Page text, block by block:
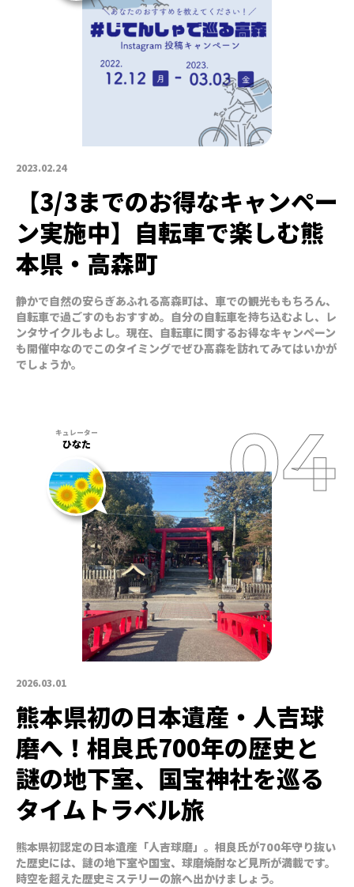
2023.02.24
【3/3までのお得なキャンペー
ン実施中】自転車で楽しむ熊
本県・高森町
静かで自然の安らぎあふれる高森町は、車での観光ももちろん、
自転車で過ごすのもおすすめ。自分の自転車を持ち込むよし、レ
ンタサイクルもよし。現在、自転車に関するお得なキャンペーン
も開催中なのでこのタイミングでぜひ高森を訪れてみてはいかが
でしょうか。
2026.03.01
ひなた
熊本県初の日本遺産・人吉球
磨へ！相良氏700年の歴史と
謎の地下室、国宝神社を巡る
タイムトラベル旅
熊本県初認定の日本遺産「人吉球磨」。相良氏が700年守り抜い
た歴史には、謎の地下室や国宝、球磨焼酎など見所が満載です。
時空を超えた歴史ミステリーの旅へ出かけましょう。